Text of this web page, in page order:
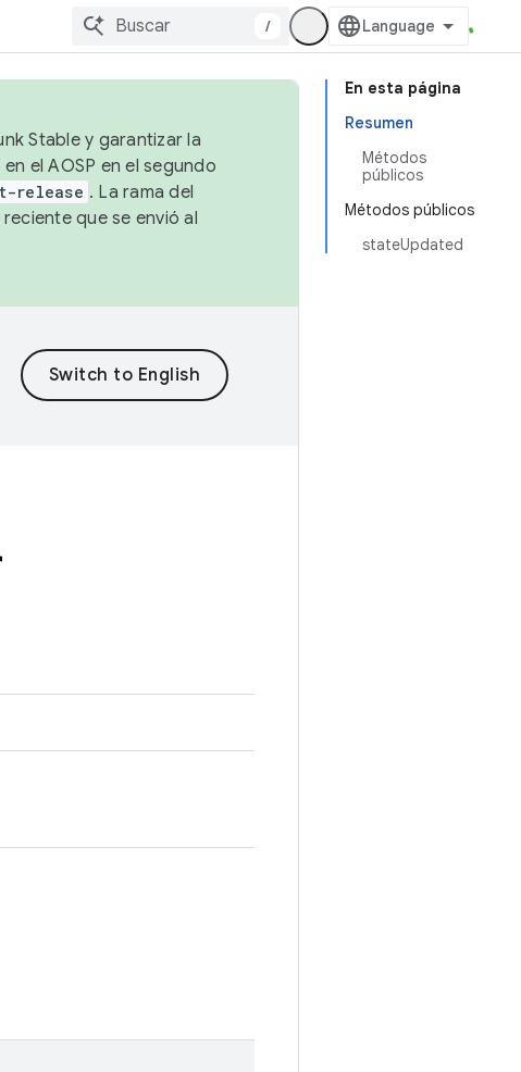
/
En esta página
Resumen
Métodos
públicos
Métodos públicos
stateUpdated
Stable y garantizar la
el AOSP en el segundo
release . La rama del
que se envió al